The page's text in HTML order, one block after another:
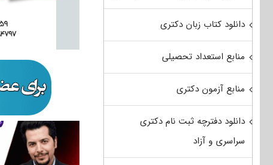
دانلود کتاب زبان دکتری
منابع استعداد تحصیلی
منابع آزمون دکتری
دانلود دفترچه ثبت نام دکتری
سراسری و آزاد